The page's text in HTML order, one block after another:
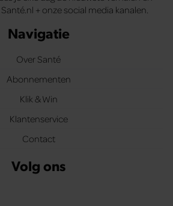
+ onze social media kanalen.
Navigatie
Over Santé
Abonnementen
Klik & Win
Klantenservice
Contact
Volg ons